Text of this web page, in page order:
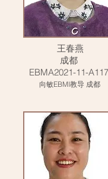
王春燕
成都
EBMA2021-11-A117
向敏EBMI教导 成都